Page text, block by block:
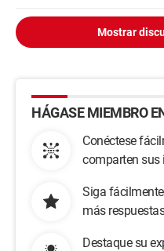
Mostrar
HÁGASE MIEMBRO
Conéctese
comparten sus
Siga
más respuestas
Destaque su